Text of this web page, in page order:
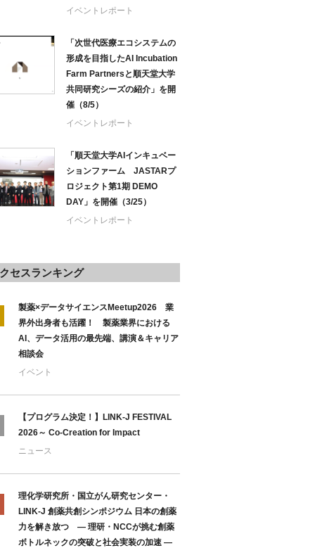
イベントレポート
「次世代医療エコシステムの
形成を目指したAI Incubation
Farm Partnersと順天堂大学
共同研究シーズの紹介」を開
催（8/5）
イベントレポート
「順天堂大学AIインキュベー
ションファーム JASTARプ
ロジェクト第1期 DEMO
DAY」を開催（3/25）
イベントレポート
セスランキング
製薬×データサイエンスMeetup2026 業
界外出身者も活躍！ 製薬業界における
AI、データ活用の最先端、講演＆キャリア
相談会
イベント
【プログラム決定！】LINK-J FESTIVAL
2026～ Co-Creation for Impact
ニュース
理化学研究所・国立がん研究センター・
LINK-J 創薬共創シンポジウム 日本の創薬
力を解き放つ ― 理研・NCCが挑む創薬
ボトルネックの突破と社会実装の加速 ―